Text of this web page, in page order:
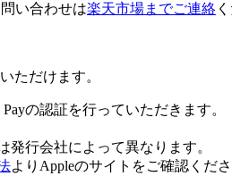
い合わせは楽天市場までご連絡
ただけます。
の認証を行っていただきます。
発行会社によって異なります。
よりAppleのサイトをご確認くださ